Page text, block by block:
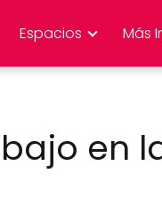
Espacios Más
en